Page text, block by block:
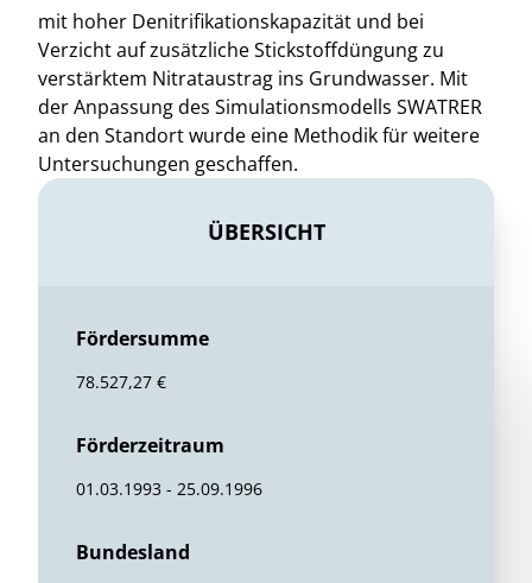
mit hoher Denitrifikationskapazität und bei
Verzicht auf zusätzliche Stickstoffdüngung zu
verstärktem Nitrataustrag ins Grundwasser. Mit
der Anpassung des Simulationsmodells SWATRER
an den Standort wurde eine Methodik für weitere
Untersuchungen geschaffen.
ÜBERSICHT
Fördersumme
78.527,27 €
Förderzeitraum
01.03.1993 - 25.09.1996
Bundesland